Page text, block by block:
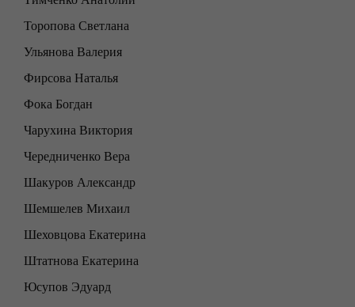
Торопова Светлана
Ульянова Валерия
Фирсова Наталья
Фока Богдан
Чарухина Виктория
Чередниченко Вера
Шакуров Александр
Шемшелев Михаил
Шеховцова Екатерина
Штатнова Екатерина
Юсупов Эдуард